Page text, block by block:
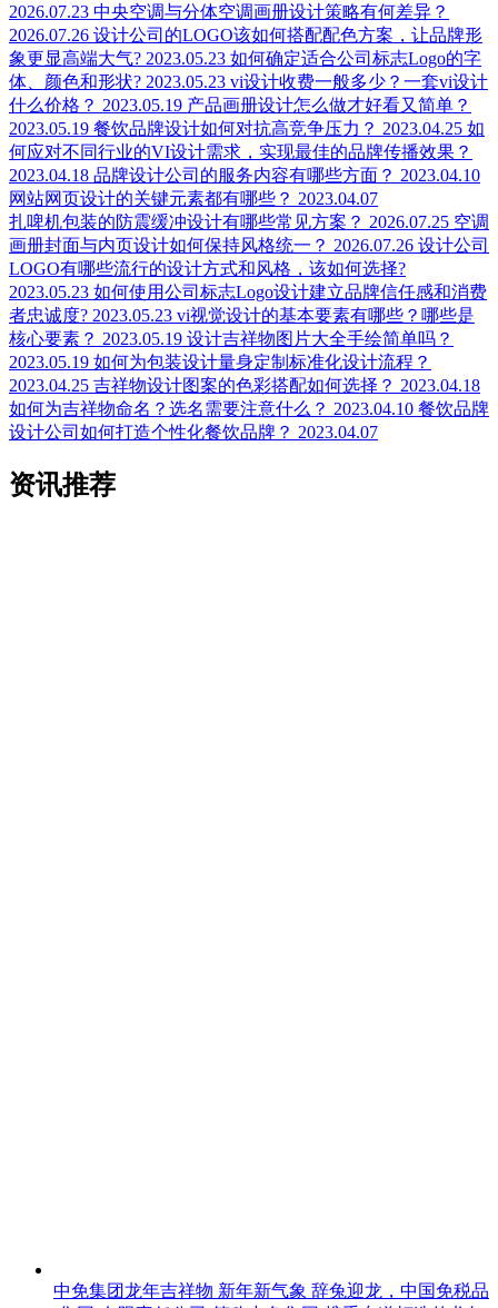
2026.07.23 中央空调与分体空调画册设计策略有何差异？
2026.07.26 设计公司的LOGO该如何搭配配色方案，让品牌形
象更显高端大气? 2023.05.23 如何确定适合公司标志Logo的字
体、颜色和形状? 2023.05.23 vi设计收费一般多少？一套vi设计
什么价格？ 2023.05.19 产品画册设计怎么做才好看又简单？
2023.05.19 餐饮品牌设计如何对抗高竞争压力？ 2023.04.25 如
何应对不同行业的VI设计需求，实现最佳的品牌传播效果？
2023.04.18 品牌设计公司的服务内容有哪些方面？ 2023.04.10
网站网页设计的关键元素都有哪些？ 2023.04.07
扎啤机包装的防震缓冲设计有哪些常见方案？ 2026.07.25 空调
画册封面与内页设计如何保持风格统一？ 2026.07.26 设计公司
LOGO有哪些流行的设计方式和风格，该如何选择?
2023.05.23 如何使用公司标志Logo设计建立品牌信任感和消费
者忠诚度? 2023.05.23 vi视觉设计的基本要素有哪些？哪些是
核心要素？ 2023.05.19 设计吉祥物图片大全手绘简单吗？
2023.05.19 如何为包装设计量身定制标准化设计流程？
2023.04.25 吉祥物设计图案的色彩搭配如何选择？ 2023.04.18
如何为吉祥物命名？选名需要注意什么？ 2023.04.10 餐饮品牌
设计公司如何打造个性化餐饮品牌？ 2023.04.07
资讯推荐
中免集团龙年吉祥物 新年新气象 辞兔迎龙，中国免税品